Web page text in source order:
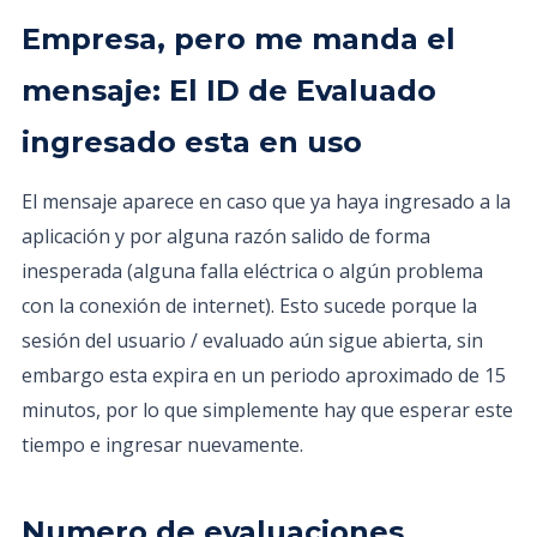
Empresa, pero me manda el
mensaje: El ID de Evaluado
ingresado esta en uso
El mensaje aparece en caso que ya haya ingresado a la
aplicación y por alguna razón salido de forma
inesperada (alguna falla eléctrica o algún problema
con la conexión de internet). Esto sucede porque la
sesión del usuario / evaluado aún sigue abierta, sin
embargo esta expira en un periodo aproximado de 15
minutos, por lo que simplemente hay que esperar este
tiempo e ingresar nuevamente.